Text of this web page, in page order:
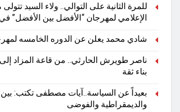
للمرة الثانية على التوالي.. ولاء السيد
الإعلامي لمهرجان “الأفضل بين الأفضل”
شادي محمد يعلن عن الدوره الخامسه
ناصر طويرش الحارثي.. من قاعة المزاد
بناء ثقة
بعيداً عن السياسة..آيات مصطفى تكتب: بين
والديمقراطية والفوضى